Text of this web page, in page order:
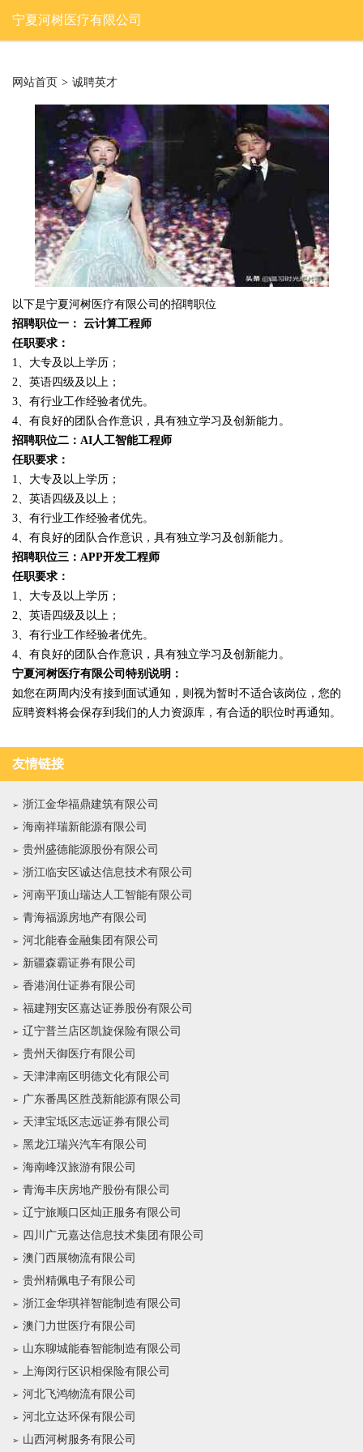
宁夏河树医疗有限公司
网站首页 > 诚聘英才
以下是宁夏河树医疗有限公司的招聘职位
招聘职位一： 云计算工程师
任职要求：
1、大专及以上学历；
2、英语四级及以上；
3、有行业工作经验者优先。
4、有良好的团队合作意识，具有独立学习及创新能力。
招聘职位二：AI人工智能工程师
任职要求：
1、大专及以上学历；
2、英语四级及以上；
3、有行业工作经验者优先。
4、有良好的团队合作意识，具有独立学习及创新能力。
招聘职位三：APP开发工程师
任职要求：
1、大专及以上学历；
2、英语四级及以上；
3、有行业工作经验者优先。
4、有良好的团队合作意识，具有独立学习及创新能力。
宁夏河树医疗有限公司特别说明：
如您在两周内没有接到面试通知，则视为暂时不适合该岗位，您的
应聘资料将会保存到我们的人力资源库，有合适的职位时再通知。
友情链接
浙江金华福鼎建筑有限公司
海南祥瑞新能源有限公司
贵州盛德能源股份有限公司
浙江临安区诚达信息技术有限公司
河南平顶山瑞达人工智能有限公司
青海福源房地产有限公司
河北能春金融集团有限公司
新疆森霸证券有限公司
香港润仕证券有限公司
福建翔安区嘉达证券股份有限公司
辽宁普兰店区凯旋保险有限公司
贵州天御医疗有限公司
天津津南区明德文化有限公司
广东番禺区胜茂新能源有限公司
天津宝坻区志远证券有限公司
黑龙江瑞兴汽车有限公司
海南峰汉旅游有限公司
青海丰庆房地产股份有限公司
辽宁旅顺口区灿正服务有限公司
四川广元嘉达信息技术集团有限公司
澳门西展物流有限公司
贵州精佩电子有限公司
浙江金华琪祥智能制造有限公司
澳门力世医疗有限公司
山东聊城能春智能制造有限公司
上海闵行区识相保险有限公司
河北飞鸿物流有限公司
河北立达环保有限公司
山西河树服务有限公司